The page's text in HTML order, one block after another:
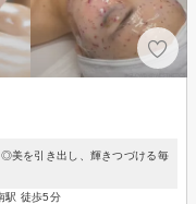
◎美を引き出し、輝きつづける毎
駅 徒歩5分